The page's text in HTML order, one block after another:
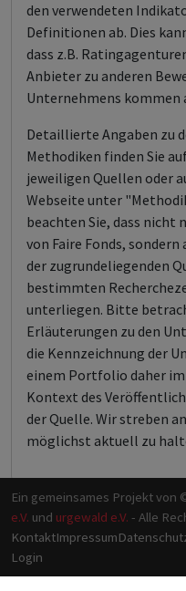
den verwendeten
Definitionen ab. Dies
dass z.B.
Anbieter zu anderen
Unternehmens kommen
Detaillierte Angaben zu
Methodiken finden Sie
jeweiligen Quellen oder
Webseite unter
beachten Sie, dass nicht
von Faire Fonds, sondern
der zugrundeliegenden
bestimmten
unterliegen. Bitte
Erläuterungen zu den
die Kennzeichnung der
einem Portfolio daher
Kontext des
der Quelle. Wir streben
möglichst aktuell zu
Ein gemeinsames Projekt von
e.V. und urgewald e.V. - Alle
KontaktImpressum
Login